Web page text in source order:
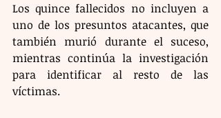
Los quince fallecidos no incluyen a
uno de los presuntos atacantes, que
también murió durante el suceso,
mientras continúa la investigación
para identificar al resto de las
víctimas.